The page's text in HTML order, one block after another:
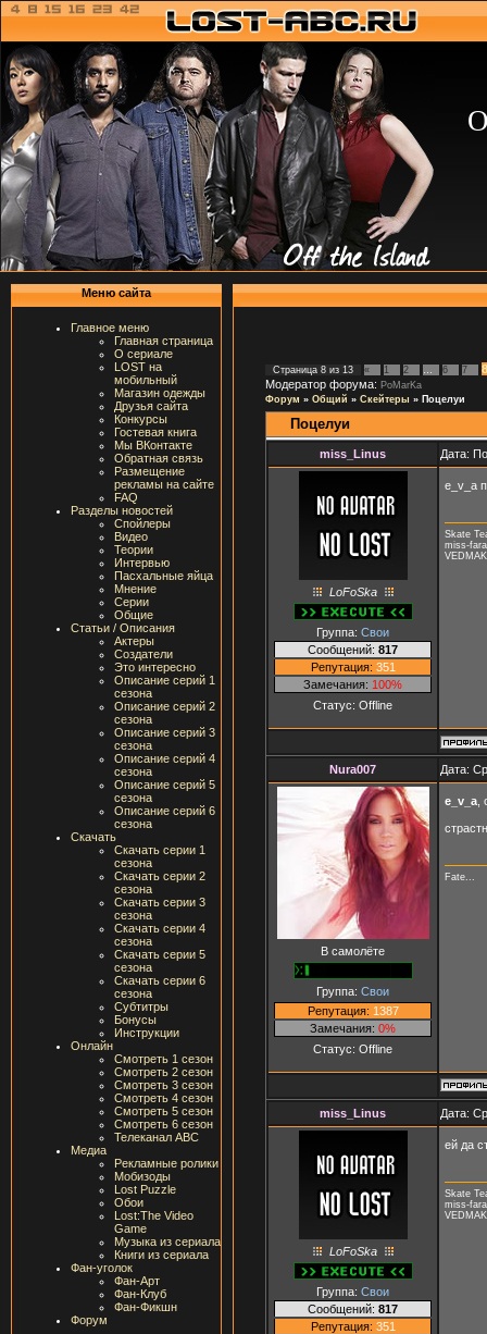
Меню сайта
Главное меню
Главная страница
О сериале
LOST на
мобильный
Магазин одежды
Друзья сайта
Конкурсы
Гостевая книга
Мы ВКонтакте
Обратная связь
Размещение
рекламы на сайте
FAQ
Разделы новостей
Спойлеры
Видео
Теории
Интервью
Пасхальные яйца
Мнение
Серии
Общие
Статьи / Описания
Актеры
Создатели
Это интересно
Описание серий 1
сезона
Описание серий 2
сезона
Описание серий 3
сезона
Описание серий 4
сезона
Описание серий 5
сезона
Описание серий 6
сезона
Скачать
Скачать серии 1
сезона
Скачать серии 2
сезона
Скачать серии 3
сезона
Скачать серии 4
сезона
Скачать серии 5
сезона
Скачать серии 6
сезона
Субтитры
Бонусы
Инструкции
Онлайн
Смотреть 1 сезон
Смотреть 2 сезон
Смотреть 3 сезон
Смотреть 4 сезон
Смотреть 5 сезон
Смотреть 6 сезон
Телеканал ABC
Медиа
Рекламные ролики
Мобизоды
Lost Puzzle
Обои
Lost:The Video
Game
Музыка из сериала
Книги из сериала
Фан-уголок
Фан-Арт
Фан-Клуб
Фан-Фикшн
Форум
Страница 8 из 13 « 1 2 6 7
8
Модератор форума: PoMarKa
Форум » Общий » Скейтеры » Поцелуи
Поцелуи
miss_Linus Дата:
LoFoSka
Группа: Свои
Сообщений: 817
Репутация: 351
Замечания: 100%
Статус: Offline
e_v_a
Skate
miss-
Nura007 Дата:
В самолёте
Группа: Свои
Репутация: 1387
Замечания: 0%
Статус: Offline
e_v_a
Fate...
miss_Linus Дата:
LoFoSka
Группа: Свои
Сообщений: 817
Репутация: 351
ей да
Skate
miss-